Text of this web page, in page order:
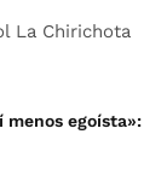
La Chirichota
menos egoísta»: